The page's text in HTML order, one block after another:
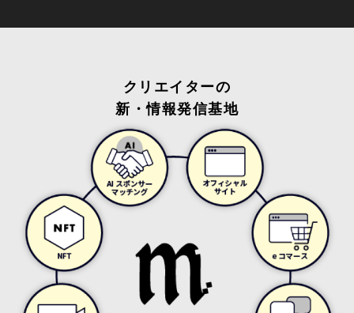
クリエイターの
新・情報発信基地